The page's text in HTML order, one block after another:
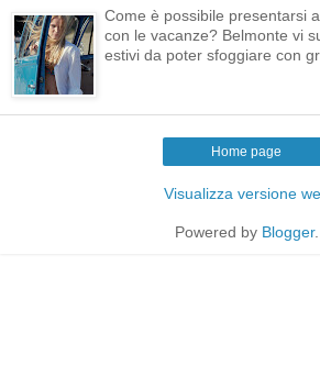
Come è possibile presentarsi
con le vacanze? Belmonte vi
estivi da poter sfoggiare con
Home page
Visualizza versione
Powered by Blogger.